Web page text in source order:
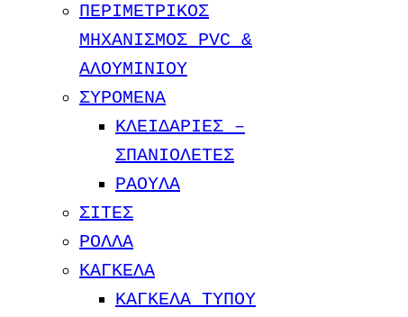
ΠΕΡΙΜΕΤΡΙΚΟΣ
ΜΗΧΑΝΙΣΜΟΣ PVC &
ΑΛΟΥΜΙΝΙΟΥ
ΣΥΡΟΜΕΝΑ
ΚΛΕΙΔΑΡΙΕΣ –
ΣΠΑΝΙΟΛΕΤΕΣ
ΡΑΟΥΛΑ
ΣΙΤΕΣ
ΡΟΛΛΑ
ΚΑΓΚΕΛΑ
ΚΑΓΚΕΛΑ ΤΥΠΟΥ